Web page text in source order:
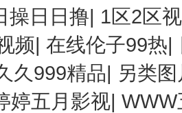
操日日撸| 1区2区
频| 在线伦子99热|
久999精品| 另类
婷五月影视|